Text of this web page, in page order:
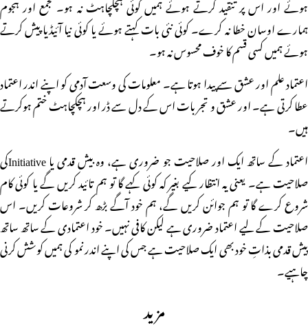
ہمارے اوسان خطا نہ کرے۔ کوئی نئی بات کہتے ہوئے یا کوئی نیا آئیڈیا پیش کرتے
ہوئے ہمیں کسی قسم کا خوف محسوس نہ ہو۔
اعتماد علم اور عشق سے پیدا ہوتا ہے۔ معلومات کی وسعت آدمی کو اپنے اندر اعتماد
عطا کرتی ہے۔ اور عشق و تجربات اس کے دل سے ڈر اور ہچکچاہٹ ختم ہوکرتے
ہیں۔
اعتماد کے ساتھ ایک اور صلاحیت جو ضروری ہے، وہ بیش قدمی یا Initiativeکی
صلاحیت ہے۔ یعنی یہ انتظار کیے بغیر کہ کوئی کہے گا تو ہم تائید کریں گے یا کوئی کام
شروع کرے گا تو ہم جوائن کریں گے، ہم خود آگے بڑھ کر شروعات کریں۔ اس
صلاحیت کے لیے اعتماد ضروری ہے لیکن کافی نہیں۔ خود اعتمادی کے ساتھ ساتھ
پیش قدمی بذاتِ خود بھی ایک صلاحیت ہے جس کی اپنے اندر نمو کی ہمیں کوشش کرنی
چاہیے۔
مزید